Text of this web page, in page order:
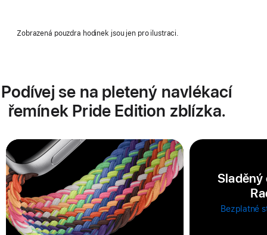
Zobrazená pouzdra hodinek jsou jen pro ilustraci.
Podívej se na pletený navlékací
řemínek Pride Edition zblízka.
Sladěný
Bezplatné